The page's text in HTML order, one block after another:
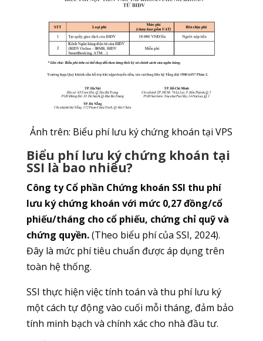
Ảnh trên: Biểu phí lưu ký chứng khoán tại VPS
Biểu phí lưu ký chứng khoán tại
SSI là bao nhiêu?
Công ty Cổ phần Chứng khoán SSI thu phí
lưu ký chứng khoán với mức 0,27 đồng/cổ
phiếu/tháng cho cổ phiếu, chứng chỉ quỹ và
chứng quyền.(Theo biểu phí của SSI, 2024).
Đây là mức phí tiêu chuẩn được áp dụng trên
toàn hệ thống.
SSI thực hiện việc tính toán và thu phí lưu ký
một cách tự động vào cuối mỗi tháng, đảm bảo
tính minh bạch và chính xác cho nhà đầu tư.